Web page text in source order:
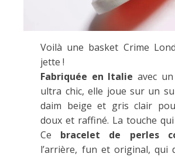
Voilà une basket Crime
jette !
Fabriquée en Italie avec
ultra chic, elle joue sur un
daim beige et gris clair
doux et raffiné. La touche
Ce bracelet de perles
l’arrière, fun et original, qui